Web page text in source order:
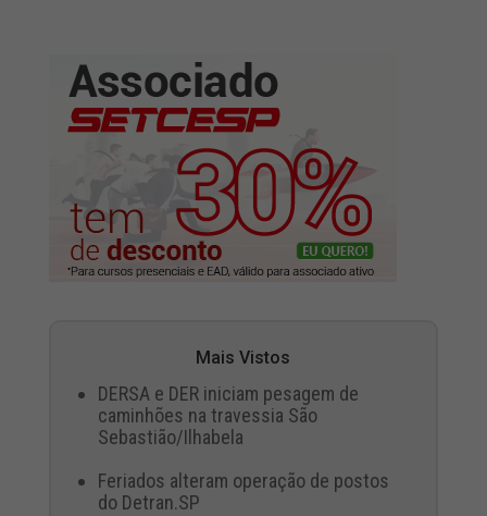
Mais Vistos
DERSA e DER iniciam pesagem de
caminhões na travessia São
Sebastião/Ilhabela
Feriados alteram operação de postos
do Detran.SP